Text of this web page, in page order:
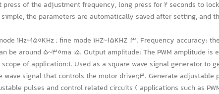
of the adjustment frequency, long press for 2 seconds to
the parameters are automatically saved after setting, and
1Hz~150KHz ; fine mode 1HZ~15KHZ ;3. Frequency accuracy:
be around 5~30ma ;5. Output amplitude: The PWM amplitude is
of application:1. Used as a square wave signal generator to
signal that controls the motor driver;3. Generate adjustable
pulses and control related circuits ( applications such as